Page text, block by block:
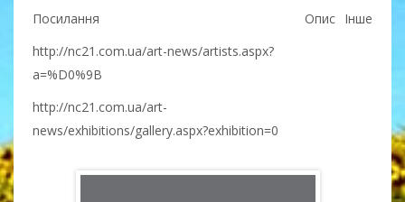
Посилання
Опис Інше
http://nc21.com.ua/art-news/artists.aspx?
a=%D0%9B
http://nc21.com.ua/art-
news/exhibitions/gallery.aspx?exhibition=0